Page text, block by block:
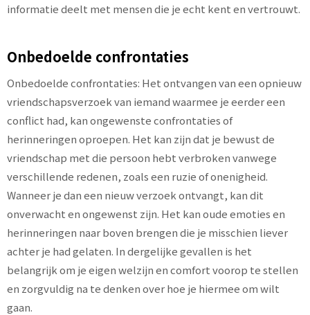
informatie deelt met mensen die je echt kent en vertrouwt.
Onbedoelde confrontaties
Onbedoelde confrontaties: Het ontvangen van een opnieuw
vriendschapsverzoek van iemand waarmee je eerder een
conflict had, kan ongewenste confrontaties of
herinneringen oproepen. Het kan zijn dat je bewust de
vriendschap met die persoon hebt verbroken vanwege
verschillende redenen, zoals een ruzie of onenigheid.
Wanneer je dan een nieuw verzoek ontvangt, kan dit
onverwacht en ongewenst zijn. Het kan oude emoties en
herinneringen naar boven brengen die je misschien liever
achter je had gelaten. In dergelijke gevallen is het
belangrijk om je eigen welzijn en comfort voorop te stellen
en zorgvuldig na te denken over hoe je hiermee om wilt
gaan.